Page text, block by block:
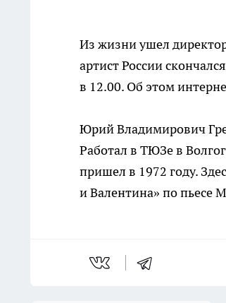
Из жизни ушел
артист России
в 12.00. Об этом
Юрий Владимирович
Работал в ТЮЗе в
пришел в 1972 году.
и Валентина» по пьесе